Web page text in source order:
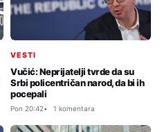
VESTI
Vučić: Neprijatelji tvrde da su
Srbi policentričan narod, da bi ih
pocepali
Pon 20:42 1 komentara